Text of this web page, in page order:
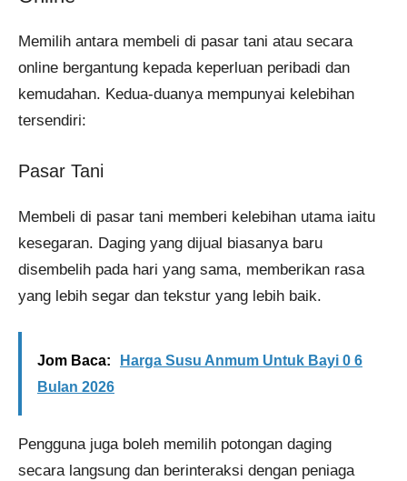
Memilih antara membeli di pasar tani atau secara
online bergantung kepada keperluan peribadi dan
kemudahan. Kedua-duanya mempunyai kelebihan
tersendiri:
Pasar Tani
Membeli di pasar tani memberi kelebihan utama iaitu
kesegaran. Daging yang dijual biasanya baru
disembelih pada hari yang sama, memberikan rasa
yang lebih segar dan tekstur yang lebih baik.
Jom Baca:
Harga Susu Anmum Untuk Bayi 0 6
Bulan 2026
Pengguna juga boleh memilih potongan daging
secara langsung dan berinteraksi dengan peniaga